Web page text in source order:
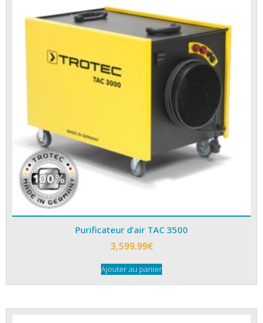
Purificateur d’air TAC 3500
3,599.99€
Ajouter au panier